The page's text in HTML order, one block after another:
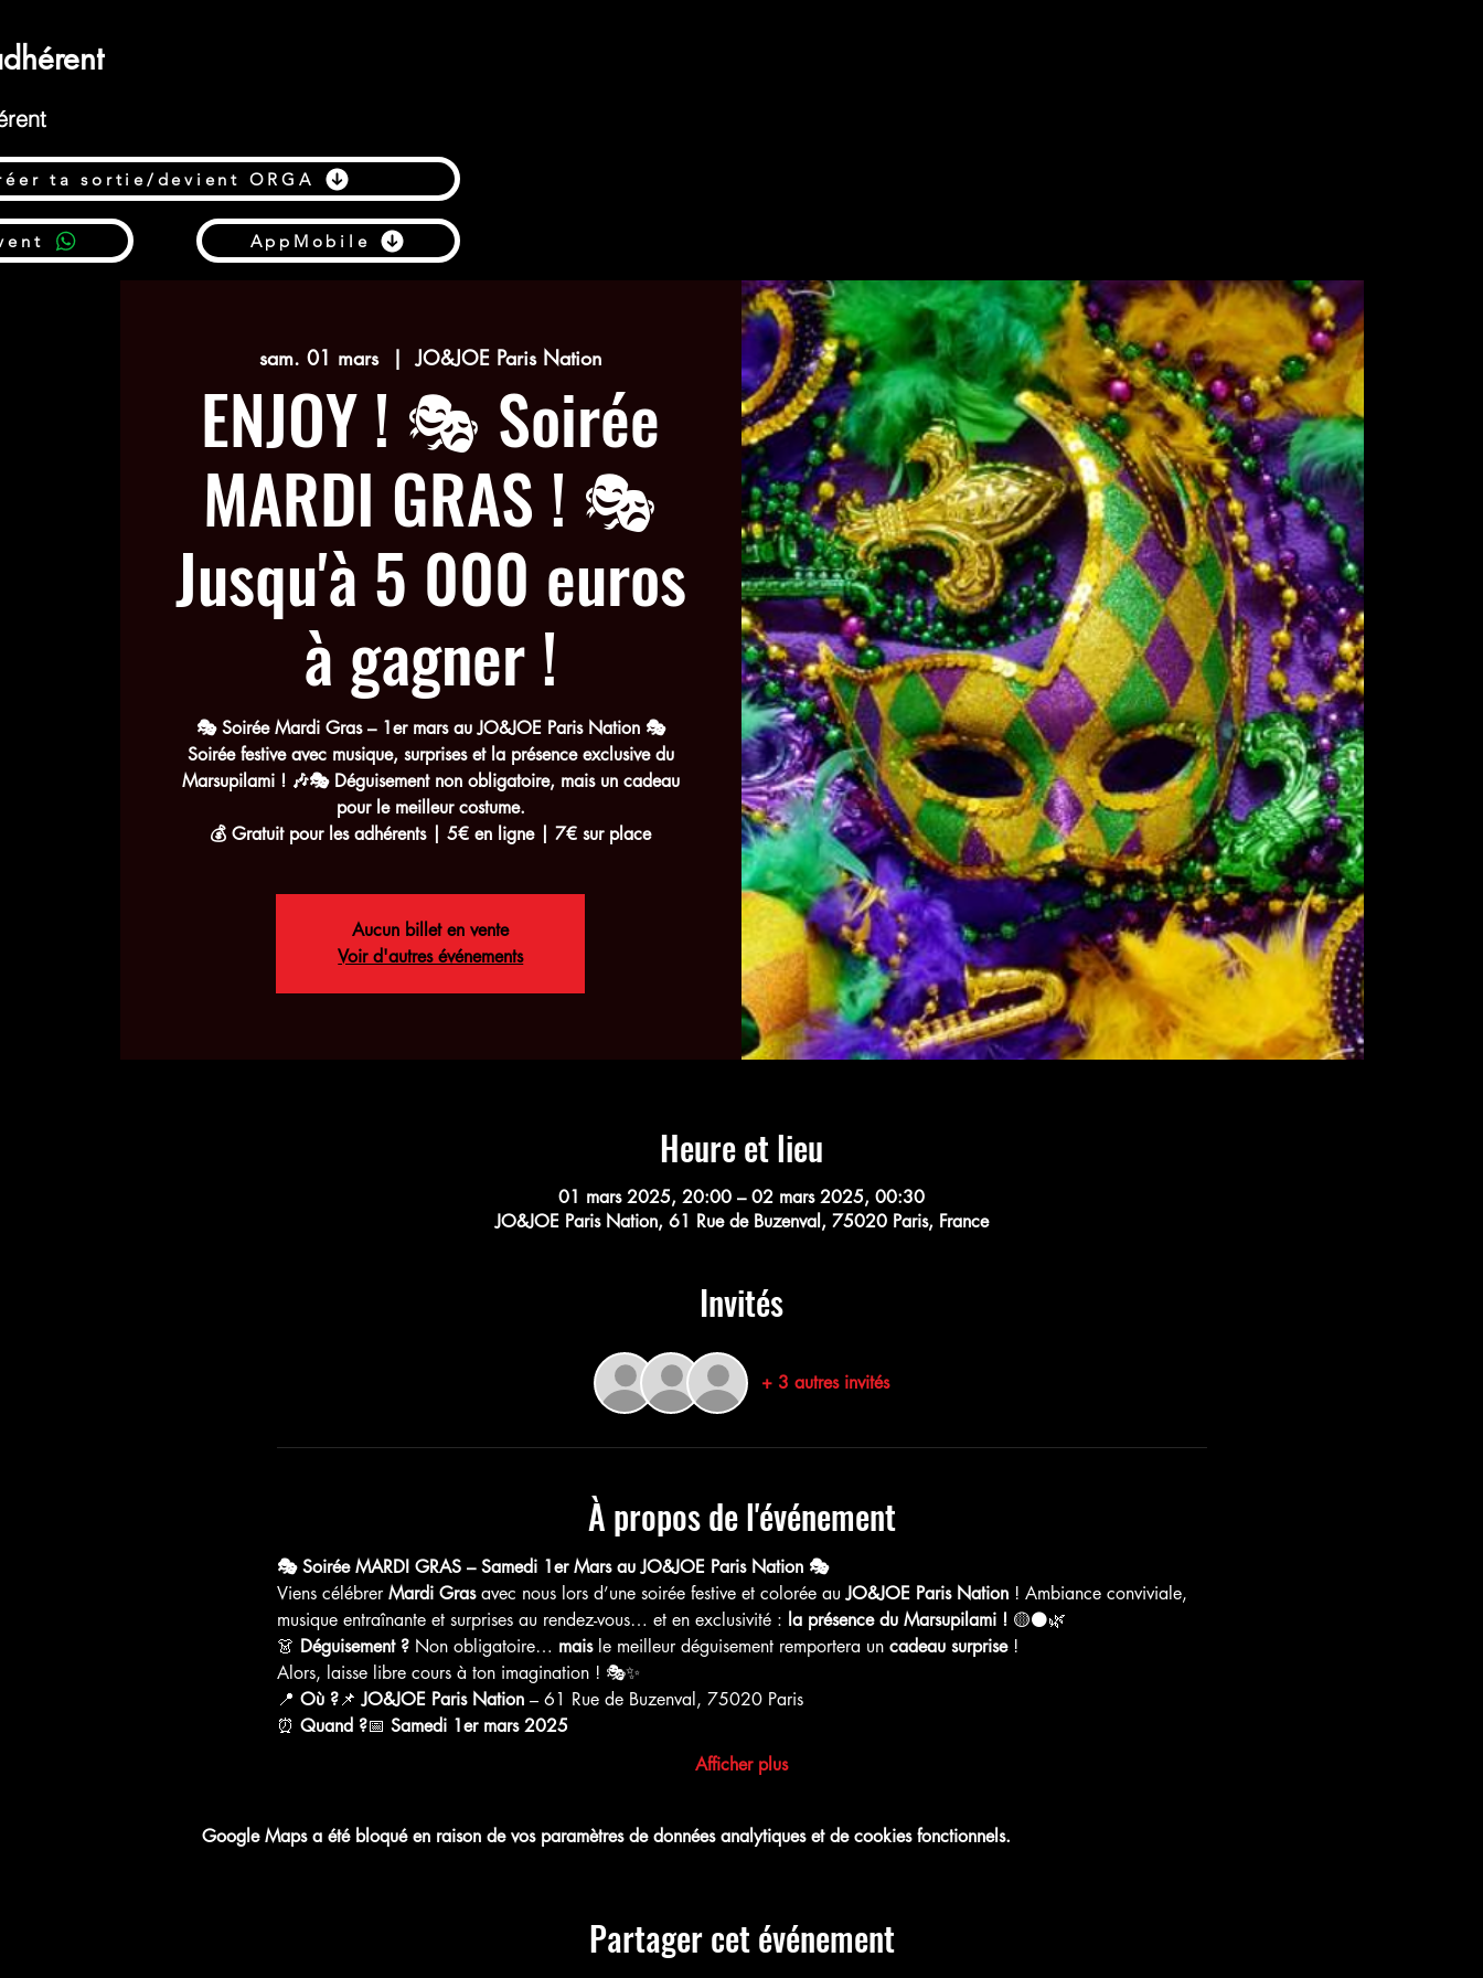
ta sortie/devient ORGA
AppMobile
sam. 01 mars
  |
JO&JOE Paris Nation
ENJOY ! 🎭 Soirée
MARDI GRAS ! 🎭
Jusqu'à 5 000 euros
à gagner !
🎭 Soirée Mardi Gras – 1er mars au JO&JOE Paris Nation 🎭
Soirée festive avec musique, surprises et la présence exclusive du
Marsupilami ! 🎶🎭 Déguisement non obligatoire, mais un cadeau
pour le meilleur costume.
💰 Gratuit pour les adhérents | 5€ en ligne | 7€ sur place
Aucun billet en vente
Voir d'autres événements
Heure et lieu
01 mars 2025, 20:00 – 02 mars 2025, 00:30
JO&JOE Paris Nation, 61 Rue de Buzenval, 75020 Paris, France
Invités
+ 3 autres invités
À propos de l'événement
🎭 Soirée MARDI GRAS – Samedi 1er Mars au JO&JOE Paris Nation 🎭
Viens célébrer Mardi Gras avec nous lors d’une soirée festive et colorée au JO&JOE Paris Nation ! Ambiance conviviale,
musique entraînante et surprises au rendez-vous… et en exclusivité : la présence du Marsupilami ! 🟡⚫🌿
👗 Déguisement ? Non obligatoire… mais le meilleur déguisement remportera un cadeau surprise !
Alors, laisse libre cours à ton imagination ! 🎭✨
📍 Où ?📌 JO&JOE Paris Nation – 61 Rue de Buzenval, 75020 Paris
⏰ Quand ?📅 Samedi 1er mars 2025
Afficher plus
Google Maps a été bloqué en raison de vos paramètres de données analytiques et de cookies fonctionnels.
Partager cet événement